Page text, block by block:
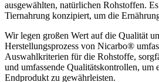
ausgewählten, natürlichen Rohstoffen.
Tiernahrung konzipiert, um die
Wir legen großen Wert auf die Qualität
Herstellungsprozess von Nicarbo®
Auswahlkriterien für die Rohstoffe,
und umfassende Qualitätskontrollen, um
Endprodukt zu gewährleisten.